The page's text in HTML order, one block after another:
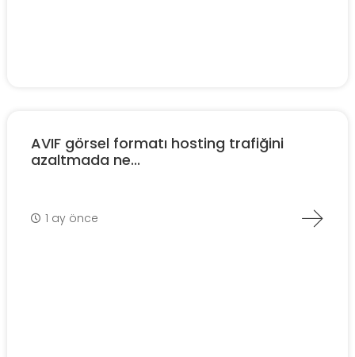
AVIF görsel formatı hosting trafiğini
azaltmada ne...
1 ay önce